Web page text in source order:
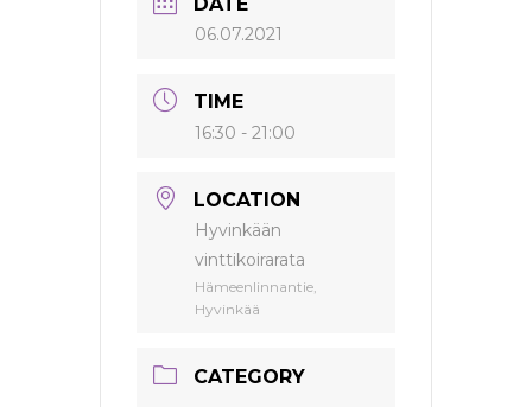
06.07.2021
TIME
16:30 - 21:00
LOCATION
Hyvinkään
vinttikoirarata
Hämeenlinnantie,
Hyvinkää
CATEGORY